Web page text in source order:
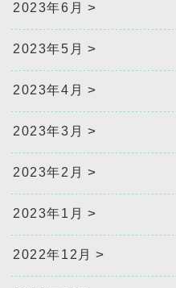
2023年6月
2023年5月
2023年4月
2023年3月
2023年2月
2023年1月
2022年12月